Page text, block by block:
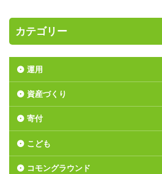
カテゴリー
運用
資産づくり
寄付
こども
コモングラウンド